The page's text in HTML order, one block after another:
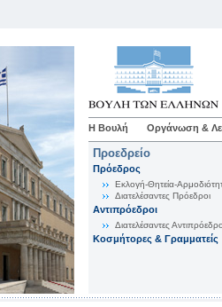
Η Βουλή Οργάνωση &
Προεδρείο
Πρόεδρος
Εκλογή-Θητεία-
Διατελέσαντες Πρόεδροι
Αντιπρόεδροι
Διατελέσαντες
Κοσμήτορες & Γραμματείς